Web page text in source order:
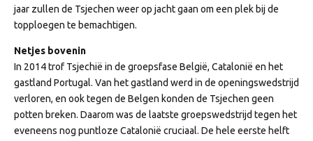
jaar zullen de Tsjechen weer op jacht gaan om een plek bij de
topploegen te bemachtigen.
Netjes bovenin
In 2014 trof Tsjechië in de groepsfase België, Catalonië en het
gastland Portugal. Van het gastland werd in de openingswedstrijd
verloren, en ook tegen de Belgen konden de Tsjechen geen
potten breken. Daarom was de laatste groepswedstrijd tegen het
eveneens nog puntloze Catalonië cruciaal. De hele eerste helft